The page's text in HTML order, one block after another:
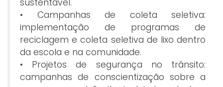
sustentável.
• Campanhas de coleta seletiva:
implementação de programas de
reciclagem e coleta seletiva de lixo dentro
da escola e na comunidade.
• Projetos de segurança no trânsito:
campanhas de conscientização sobre a